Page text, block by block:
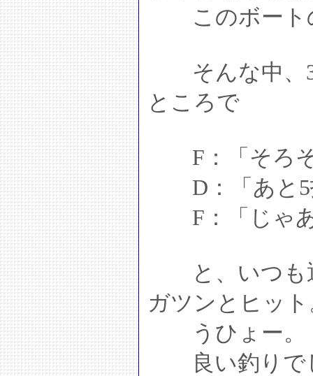
このボート
そんな中、
ところで
F：「そろそ
D：「あと5
F：「じゃあ
と、いつも
ガツンとヒット
うひょー。
良い釣りで